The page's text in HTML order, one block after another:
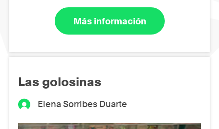
Más información
Las golosinas
Elena Sorribes Duarte